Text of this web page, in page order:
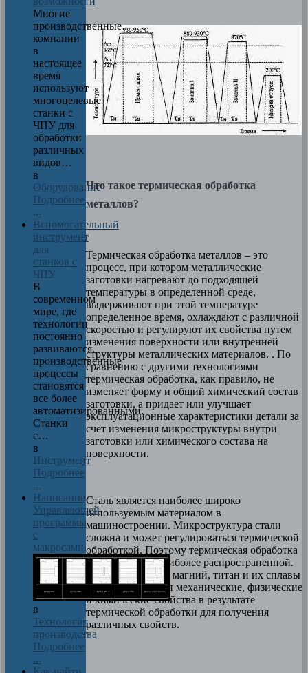
Что такое термическая обработка
металлов?
Термическая обработка металлов – это
процесс, при котором металлические
заготовки нагревают до подходящей
температуры в определенной среде,
выдерживают при этой температуре
определенное время, охлаждают с различной
скоростью и регулируют их свойства путем
изменения поверхности или внутренней
структуры металлических материалов. . По
сравнению с другими технологиями
термическая обработка, как правило, не
изменяет форму и общий химический состав
заготовки, а придает или улучшает
эксплуатационные характеристики детали за
счет изменения микроструктуры внутри
заготовки или химического состава на
поверхности.
Сталь является наиболее широко
используемым материалом в
машиностроении. Микроструктура стали
сложна и может регулироваться термической
обработкой. Поэтому термическая обработка
стали является наиболее распространенной.
Алюминий, медь, магний, титан и их сплавы
могут менять свои механические, физические
и химические свойства в результате
термической обработки для получения
различных свойств.
Многие
производственные
компании
в
настоящее
время
используют
многоцелевые
станки с
ЧПУ для
обработки
различных
видов…
в
Оборудование
Подробнее
...
Вспомогательный
инструмент
для
станков с
ЧПУ
В
современном
мире, где
технологии
постоянно
развиваются,
производственные
процессы
становятся
все более
автоматизированными.
Станки
с…
в
Инструмент
Подробнее
...
Написание
Управляющей
программы
с
макросами
в
Технология
производства
Подробнее
...